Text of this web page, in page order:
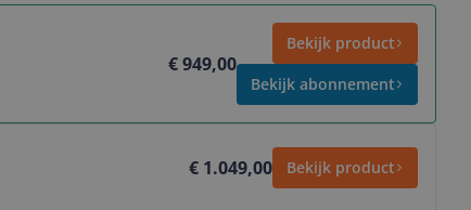
€ 949,00
Bekijk product
Bekijk abonnement
€ 1.049,00 Bekijk product